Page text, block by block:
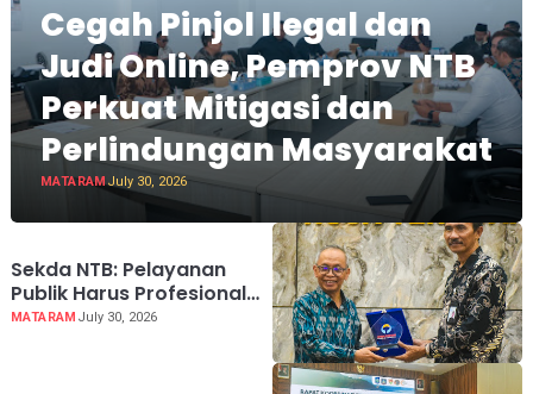
Cegah Pinjol Ilegal dan
Judi Online, Pemprov NTB
Perkuat Mitigasi dan
Perlindungan Masyarakat
MATARAMJuly 30, 2026
Sekda NTB: Pelayanan
Publik Harus Profesional
dan Berintegritas
MATARAM July 30, 2026